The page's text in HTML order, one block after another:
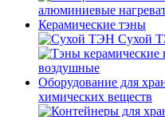
алюминиевые
Керамические тэны
Сухой
воздушные
Оборудование для
химических веществ